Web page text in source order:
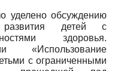
уделено обсуждению
детей с
здоровья.
с ограниченными